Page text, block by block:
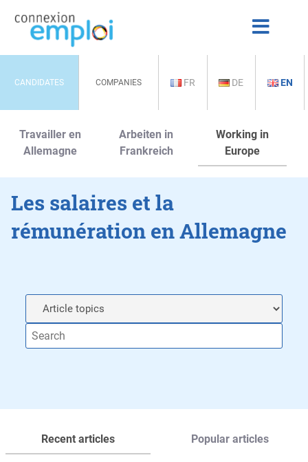
CANDIDATES COMPANIES FR DE EN
Travailler en
Allemagne
Arbeiten in
Frankreich
Working in
Europe
Les salaires et la
rémunération en Allemagne
Recent articles Popular articles